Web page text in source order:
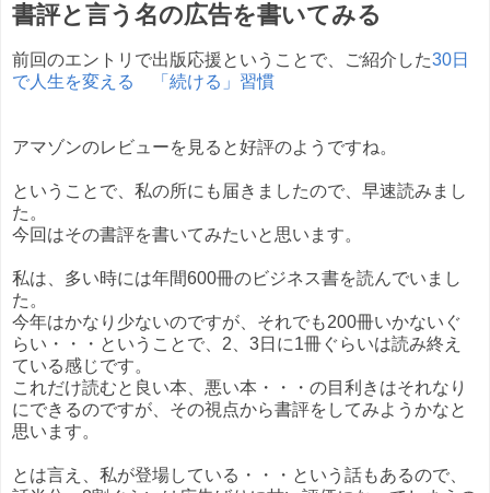
書評と言う名の広告を書いてみる
前回のエントリで出版応援ということで、ご紹介した30日
で人生を変える 「続ける」習慣
アマゾンのレビューを見ると好評のようですね。
ということで、私の所にも届きましたので、早速読みまし
た。
今回はその書評を書いてみたいと思います。
私は、多い時には年間600冊のビジネス書を読んでいまし
た。
今年はかなり少ないのですが、それでも200冊いかないぐ
らい・・・ということで、2、3日に1冊ぐらいは読み終え
ている感じです。
これだけ読むと良い本、悪い本・・・の目利きはそれなり
にできるのですが、その視点から書評をしてみようかなと
思います。
とは言え、私が登場している・・・という話もあるので、